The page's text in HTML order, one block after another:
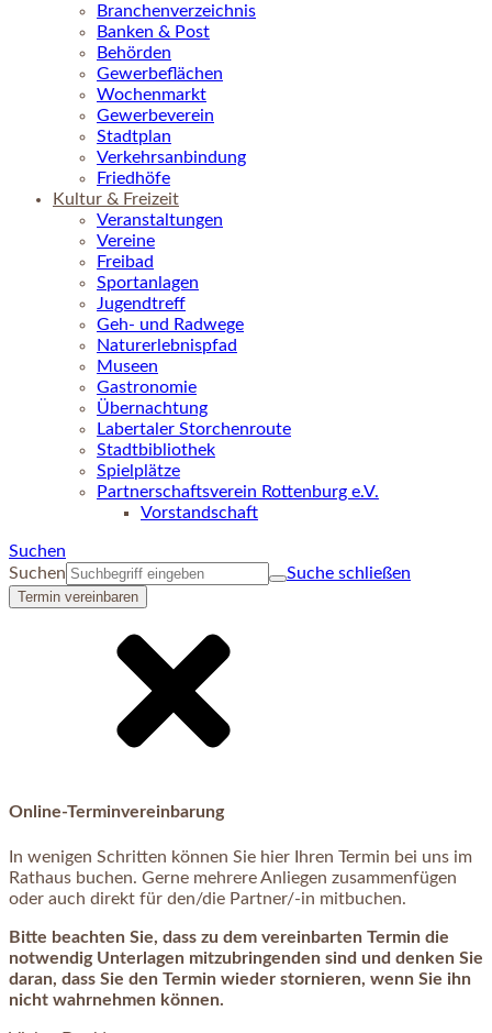
Branchenverzeichnis
Banken & Post
Behörden
Gewerbeflächen
Wochenmarkt
Gewerbeverein
Stadtplan
Verkehrsanbindung
Friedhöfe
Kultur & Freizeit
Veranstaltungen
Vereine
Freibad
Sportanlagen
Jugendtreff
Geh- und Radwege
Naturerlebnispfad
Museen
Gastronomie
Übernachtung
Labertaler Storchenroute
Stadtbibliothek
Spielplätze
Partnerschaftsverein Rottenburg e.V.
Vorstandschaft
Suchen
Suchen
Suche schließen
Termin vereinbaren
Online-Terminvereinbarung
In wenigen Schritten können Sie hier Ihren Termin bei uns im
Rathaus buchen. Gerne mehrere Anliegen zusammenfügen
oder auch direkt für den/die Partner/-in mitbuchen.
Bitte beachten Sie, dass zu dem vereinbarten Termin die
notwendig Unterlagen mitzubringenden sind und denken Sie
daran, dass Sie den Termin wieder stornieren, wenn Sie ihn
nicht wahrnehmen können.